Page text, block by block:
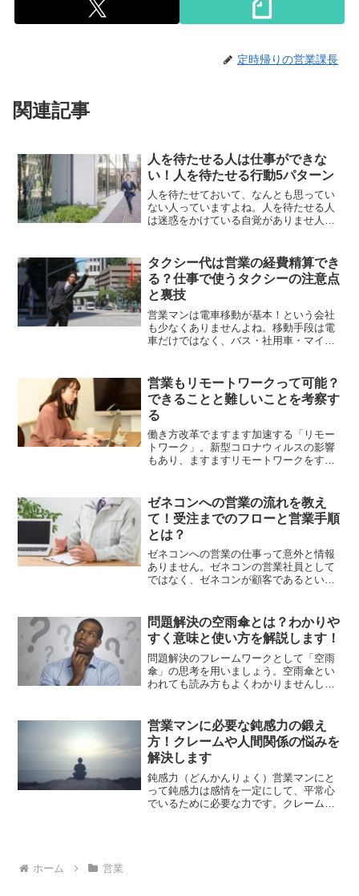
定時帰りの営業課長
関連記事
人を待たせる人は仕事ができな
い！人を待たせる行動5パターン
人を待たせておいて、なんとも思ってい
ない人っていますよね。人を待たせる人
は迷惑をかけている自覚がありませ人を
る人の行動5パターンについて考えてみま
しょう。
タクシー代は営業の経費精算でき
る？仕事で使うタクシーの注意点
と裏技
営業マンは電車移動が基本！という会社
も少なくありませんよね。移動手段は電
車だけではなく、バス・社用車・マイカ
シー代は営業の経費精算できるのでしょ
うか？仕事で使うタクシーの注意点と裏
技について解説します。
営業もリモートワークって可能？
できることと難しいことを考察す
る
働き方改革でますます加速する「リモー
トワーク」。新型コロナウィルスの影響
もあり、ますますリモートワークをする
か？営業のリモートワークについて、で
きることと難しいことを考察します。
ゼネコンへの営業の流れを教え
て！受注までのフローと営業手順
とは？
ゼネコンへの営業の仕事って意外と情報
ありません。ゼネコンの営業社員として
ではなく、ゼネコンが顧客であるという
フローと営業手順について解説したいと
思います。
問題解決の空雨傘とは？わかりや
すく意味と使い方を解説します！
問題解決のフレームワークとして「空雨
傘」の思考を用いましょう。空雨傘とい
われても読み方もよくわかりませんし、
わかりやすく解説します。空雨傘の使い
方をマスターすれば、問題点と解決策が
見つかりやすいので参考にしてみてくだ
さい。
営業マンに必要な鈍感力の鍛え
方！クレームや人間関係の悩みを
解決します
鈍感力（どんかんりょく）営業マンにと
って鈍感力は感情を一定にして、平常心
でいるために必要な力です。クレームな
ホーム 営業